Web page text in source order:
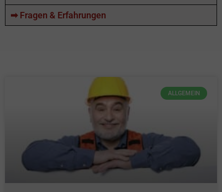
➡ Fragen & Erfahrungen
ALLGEMEIN